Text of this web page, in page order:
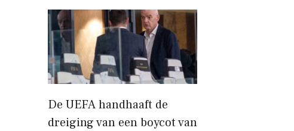
De UEFA handhaaft de
dreiging van een boycot van